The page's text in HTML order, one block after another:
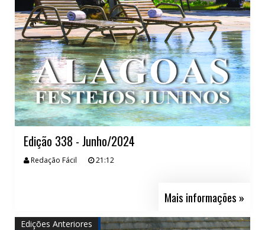
Edição 338 - Junho/2024
Redação Fácil 21:12
Mais informações »
Edições Anteriores